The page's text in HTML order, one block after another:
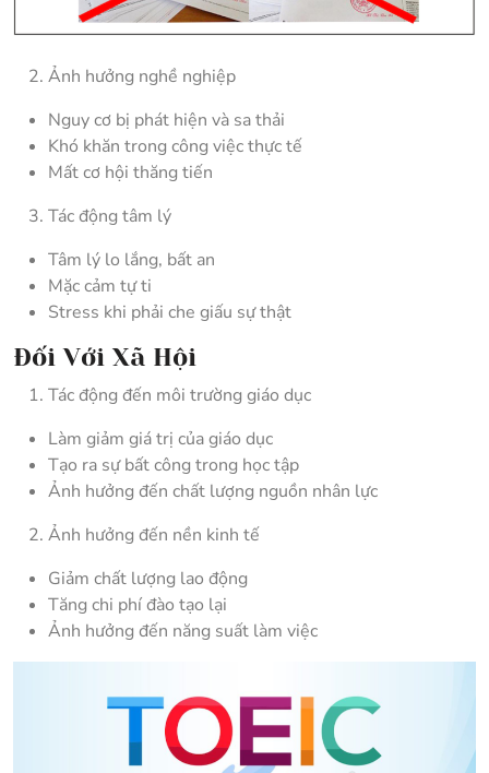
Ảnh hưởng nghề nghiệp
Nguy cơ bị phát hiện và sa thải
Khó khăn trong công việc thực tế
Mất cơ hội thăng tiến
Tác động tâm lý
Tâm lý lo lắng, bất an
Mặc cảm tự ti
Stress khi phải che giấu sự thật
Đối Với Xã Hội
Tác động đến môi trường giáo dục
Làm giảm giá trị của giáo dục
Tạo ra sự bất công trong học tập
Ảnh hưởng đến chất lượng nguồn nhân lực
Ảnh hưởng đến nền kinh tế
Giảm chất lượng lao động
Tăng chi phí đào tạo lại
Ảnh hưởng đến năng suất làm việc